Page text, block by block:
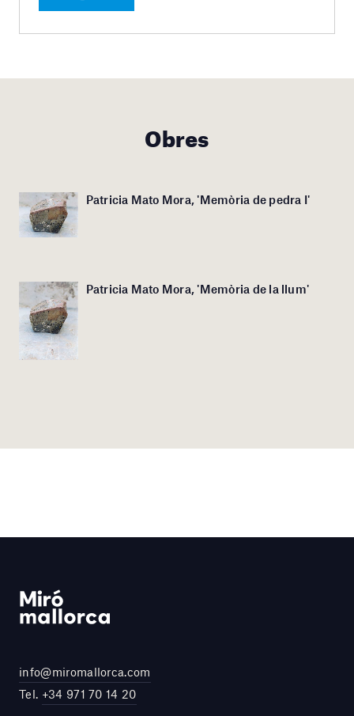
Obres
Patricia Mato Mora, 'Memòria de pedra I'
Patricia Mato Mora, 'Memòria de la llum'
info@miromallorca.com
Tel. +34 971 70 14 20